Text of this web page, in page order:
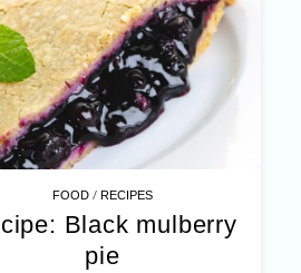
FOOD /RECIPES
Black mulberry
pie